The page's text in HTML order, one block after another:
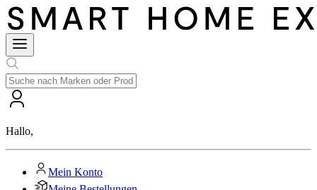
Hallo,
Mein Konto